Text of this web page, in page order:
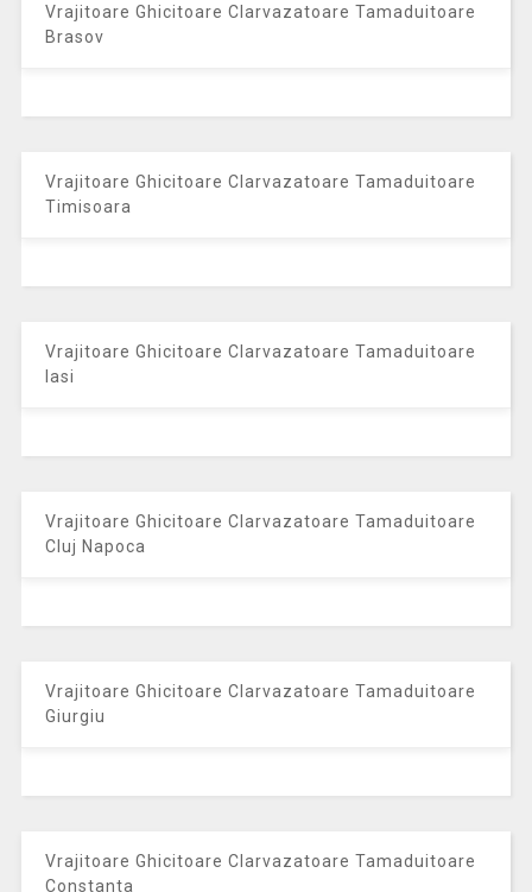
Vrajitoare Ghicitoare Clarvazatoare Tamaduitoare
Brasov
Vrajitoare Ghicitoare Clarvazatoare Tamaduitoare
Timisoara
Vrajitoare Ghicitoare Clarvazatoare Tamaduitoare
Iasi
Vrajitoare Ghicitoare Clarvazatoare Tamaduitoare
Cluj Napoca
Vrajitoare Ghicitoare Clarvazatoare Tamaduitoare
Giurgiu
Vrajitoare Ghicitoare Clarvazatoare Tamaduitoare
Constanta